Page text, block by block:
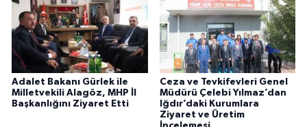
Adalet Bakanı Gürlek ile
Milletvekili Alagöz, MHP İl
Başkanlığını Ziyaret Etti
Ceza ve Tevkifevleri Genel
Müdürü Çelebi Yılmaz’dan
Iğdır’daki Kurumlara
Ziyaret ve Üretim